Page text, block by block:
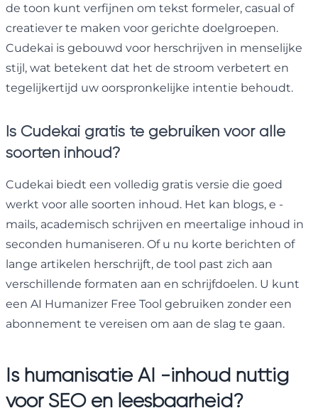
de toon kunt verfijnen om tekst formeler, casual of
creatiever te maken voor gerichte doelgroepen.
Cudekai is gebouwd voor herschrijven in menselijke
stijl, wat betekent dat het de stroom verbetert en
tegelijkertijd uw oorspronkelijke intentie behoudt.
Is Cudekai gratis te gebruiken voor alle
soorten inhoud?
Cudekai biedt een volledig gratis versie die goed
werkt voor alle soorten inhoud. Het kan blogs, e -
mails, academisch schrijven en meertalige inhoud in
seconden humaniseren. Of u nu korte berichten of
lange artikelen herschrijft, de tool past zich aan
verschillende formaten aan en schrijfdoelen. U kunt
een AI Humanizer Free Tool gebruiken zonder een
abonnement te vereisen om aan de slag te gaan.
Is humanisatie AI -inhoud nuttig
voor SEO en leesbaarheid?